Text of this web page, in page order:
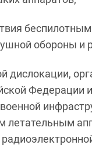
обороны и
дислокации,
Федерации
летательным